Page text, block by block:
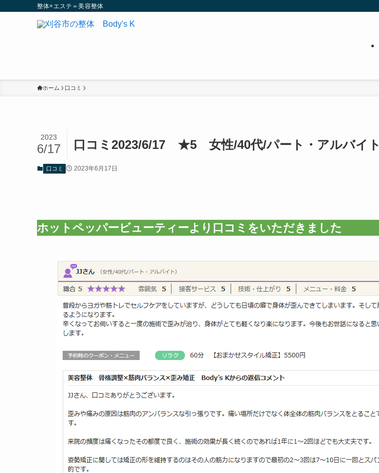
整体×エステ＝美容整体
ホーム 口コミ
口コミ2023/6/17 ★5 女性/40代/パート・アルバイト
2023
6/17
口コミ 2023年6月17日
ホットペッパービューティーより口コミをいただきました